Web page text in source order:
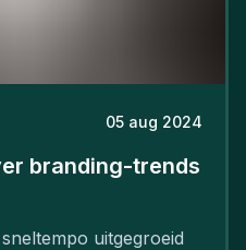
05 aug 2024
branding-trends
uitgegroeid